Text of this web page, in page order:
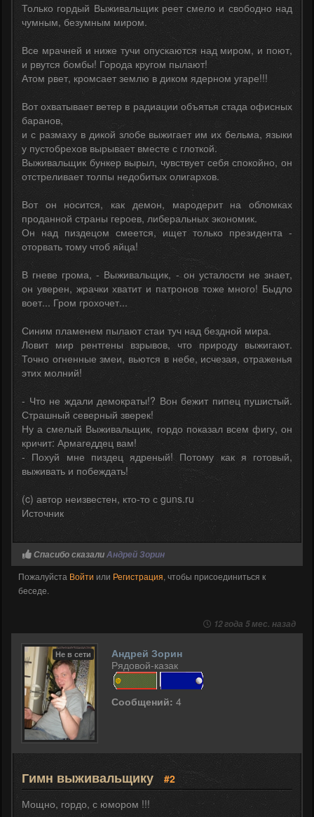
Только гордый Выживальщик реет смело и свободно над
чумным, безумным миром.
Все мрачней и ниже тучи опускаются над миром, и поют,
и рвутся бомбы! Города кругом пылают!
Атом рвет, кромсает землю в диком ядерном угаре!!!
Вот охватывает ветер в радиации объятья стада офисных
баранов,
и с размаху в дикой злобе выжигает им их бельма, языки
у пустобрехов вырывает вместе с глоткой.
Выживальщик бункер вырыл, чувствует себя спокойно, он
отстреливает толпы недобитых олигархов.
Вот он носится, как демон, мародерит на обломках
проданной страны героев, либеральных экономик.
Он над пиздецом смеется, ищет только президента -
оторвать тому чтоб яйца!
В гневе грома, - Выживальщик, - он усталости не знает,
он уверен, жрачки хватит и патронов тоже много! Быдло
воет... Гром грохочет...
Синим пламенем пылают стаи туч над бездной мира.
Ловит мир рентгены взрывов, что природу выжигают.
Точно огненные змеи, вьются в небе, исчезая, отраженья
этих молний!
- Что не ждали демократы!? Вон бежит пипец пушистый.
Страшный северный зверек!
Ну а смелый Выживальщик, гордо показал всем фигу, он
кричит: Армагеддец вам!
- Похуй мне пиздец ядреный! Потому как я готовый,
выживать и побеждать!
(c) автор неизвестен, кто-то с guns.ru
Источник
Спасибо сказалиАндрей Зорин
Пожалуйста Войти или Регистрация, чтобы присоединиться к
беседе.
12 года 5 мес. назад
Не в сети
Андрей Зорин
Рядовой-казак
Сообщений: 4
Гимн выживальщику
#2
Мощно, гордо, с юмором !!!